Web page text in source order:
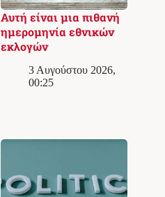
Αυτή είναι μια πιθανή
ημερομηνία εθνικών
εκλογών
3 Αυγούστου 2026,
00:25